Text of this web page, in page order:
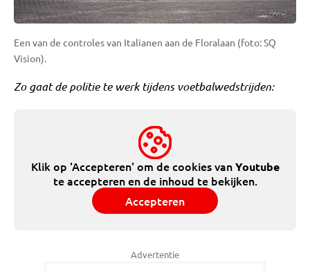
Een van de controles van Italianen aan de Floralaan (foto: SQ
Vision).
Zo gaat de politie te werk tijdens voetbalwedstrijden:
Klik op 'Accepteren' om de cookies vanYoutube
te accepteren en de inhoud te bekijken.
Accepteren
Advertentie